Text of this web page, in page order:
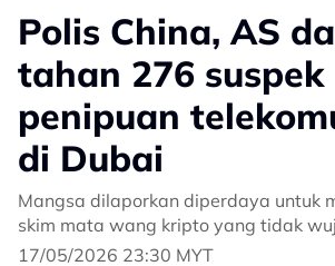
Polis China, AS
tahan 276 suspek
penipuan
di Dubai
Mangsa dilaporkan diperdaya untuk
skim mata wang kripto yang tidak
17/05/2026 23:30 MYT